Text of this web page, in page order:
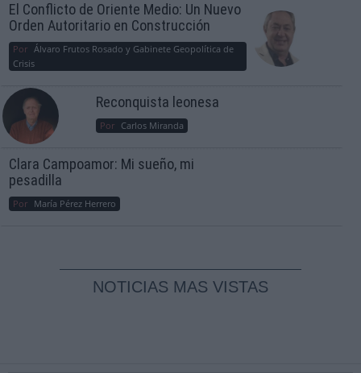
El Conflicto de Oriente Medio: Un Nuevo
Orden Autoritario en Construcción
Por Álvaro Frutos Rosado y Gabinete Geopolítica de
Crisis
Reconquista leonesa
Por Carlos Miranda
Clara Campoamor: Mi sueño, mi
pesadilla
Por María Pérez Herrero
NOTICIAS MAS VISTAS